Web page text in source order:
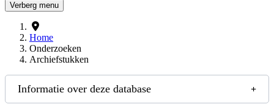
Verberg menu
Home
Onderzoeken
Archiefstukken
Informatie over deze database